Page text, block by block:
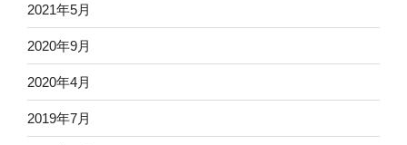
2021年5月
2020年9月
2020年4月
2019年7月